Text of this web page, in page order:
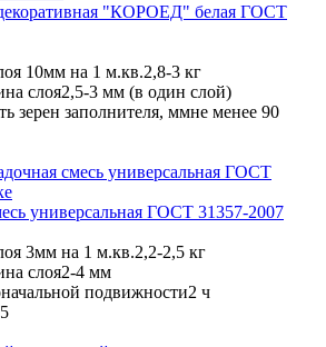
"КОРОЕД" белая ГОСТ
10мм на 1 м.кв.2,8-3 кг
слоя2,5-3 мм (в один слой)
зерен заполнителя, ммне менее 90
универсальная ГОСТ 31357-2007
3мм на 1 м.кв.2,2-2,5 кг
слоя2-4 мм
подвижности2 ч